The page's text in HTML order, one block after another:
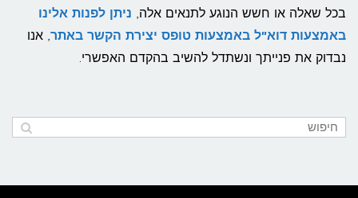
בכל שאלה או חשש הנוגע לתנאים אלה, ניתן לפנות אלינו
באמצעות דוא"ל באמצעות טופס יצירת הקשר באתר, אנו
נבדוק את פנייתך ונשתדל להשיב בהקדם האפשרי.